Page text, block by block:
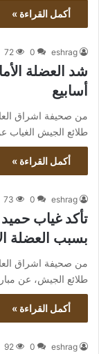
أكمل القراءة »
eshrag
0
72
أسابيع
طلائع الجيش الغياب
أكمل القراءة »
eshrag
0
73
تأكد غياب
بسبب العضلة
طلائع الجيش، عن
أكمل القراءة »
eshrag
0
92